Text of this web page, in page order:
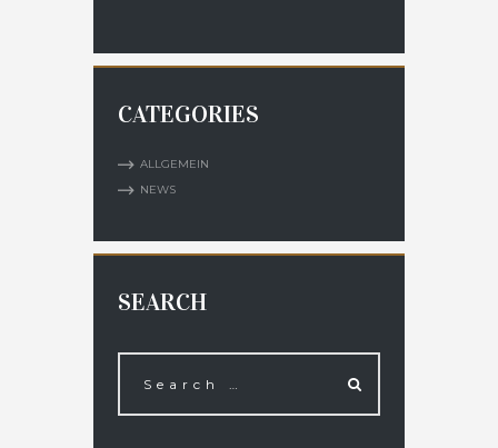
CATEGORIES
ALLGEMEIN
NEWS
SEARCH